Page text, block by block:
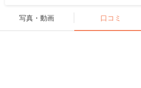
写真・動画 口コミ